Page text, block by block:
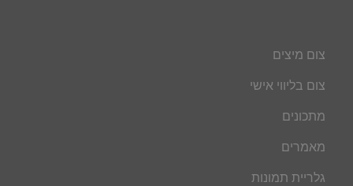
צום מיצים
צום בליווי אישי
מתכונים
מאמרים
גלריית תמונות